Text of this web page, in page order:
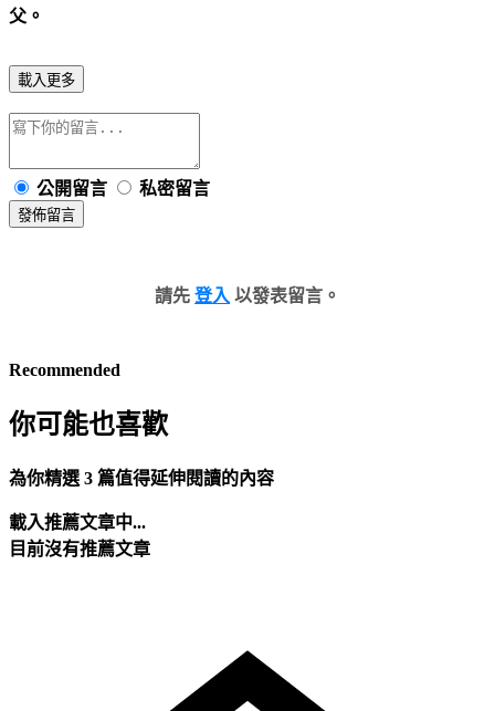
父。
載入更多
公開留言 私密留言
發佈留言
請先 登入 以發表留言。
Recommended
你可能也喜歡
為你精選 3 篇值得延伸閱讀的內容
載入推薦文章中...
目前沒有推薦文章